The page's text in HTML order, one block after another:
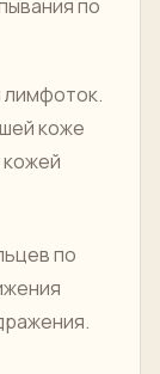
по
коже
по